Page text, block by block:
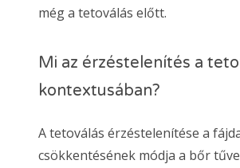
még a tetoválás előtt.
Mi az érzéstelenítés a
kontextusában?
A tetoválás érzéstelenítése a
csökkentésének módja a bőr